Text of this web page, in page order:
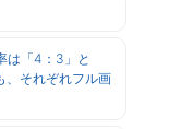
は「4：3」と
、それぞれフル画